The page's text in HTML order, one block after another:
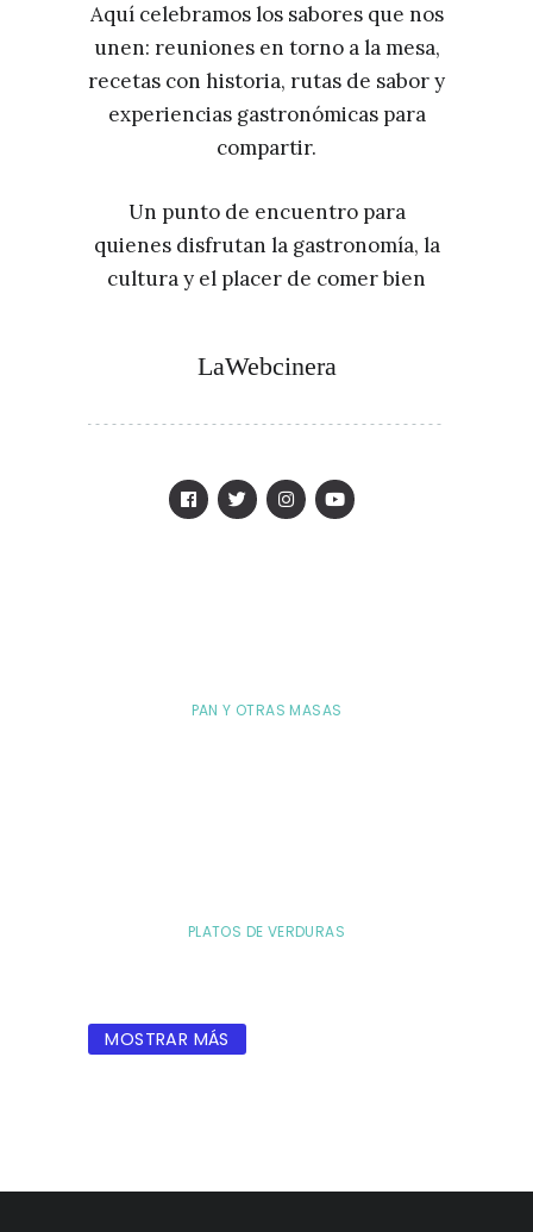
Aquí celebramos los sabores que nos
unen: reuniones en torno a la mesa,
recetas con historia, rutas de sabor y
experiencias gastronómicas para
compartir.
Un punto de encuentro para
quienes disfrutan la gastronomía, la
cultura y el placer de comer bien
LaWebcinera
PAN Y OTRAS MASAS
PLATOS DE VERDURAS
MOSTRAR MÁS